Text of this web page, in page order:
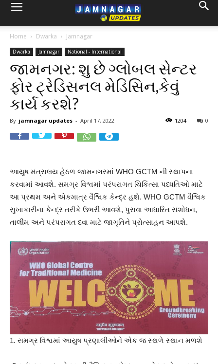
Home Dwarka Jamnagar
Dwarka Jamnagar National - International
જામનગર: શુ છે ગ્લોબલ સેન્ટર
ફોર ટ્રેડિસનલ મેડિસિન,કેવું
કાર્ય કરશે?
By jamnagar updates - April 17, 2022 0
1204
આયુષ મંત્રાલય હેઠળ જામનગરમાં WHO GCTM ની સ્થાપના
કરવામાં આવશે. સમગ્ર વિશ્વમાં પરંપરાગત ચિકિત્સા પધ્ધતિઓ માટે
આ પ્રથમ અને એકમાત્ર વૈશ્વિક કેન્દ્ર હશે. WHO GCTM વૈશ્વિક
સુખાકારીના કેન્દ્ર તરીકે ઉભરી આવશે, પુરાવા આધારિત સંશોધન,
તાલીમ અને પરંપરાગત દવા માટે જાગૃતિને પ્રોત્સાહન આપશે.
1. સમગ્ર વિશ્વમાં આયુષ પ્રણાલીઓને એક જ સ્થળે સ્થાન મળશે